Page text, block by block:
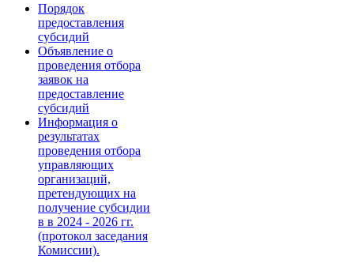
Порядок
предоставления
субсидий
Объявление о
проведения отбора
заявок на
предоставление
субсидий
Информация о
результатах
проведения отбора
управляющих
организаций,
претендующих на
получение субсидии
в в 2024 - 2026 гг.
(протокол заседания
Комиссии).